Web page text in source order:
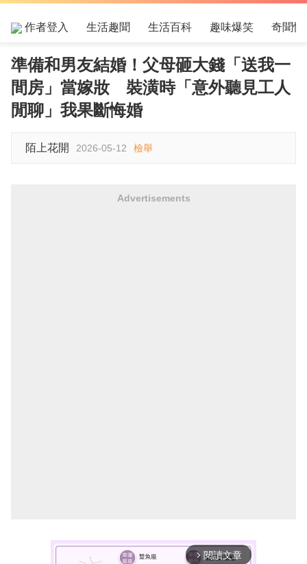
作者登入 生活趣聞 生活百科 趣味爆笑 奇聞怪
準備和男友結婚！父母砸大錢「送我一
間房」當嫁妝 裝潢時「意外聽見工人
閒聊」我果斷悔婚
陌上花開 2026-05-12 檢舉
Advertisements
arrow_forward_ios 閱讀文章